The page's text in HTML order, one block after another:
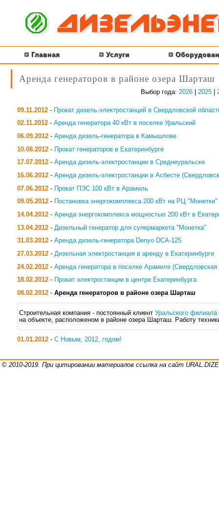
Главная Услуги
Аренда генераторов в районе озера Шарташ
Выбор года: 2026 2025
09.11.2012 - Прокат дизель-электростанций в Свердловской
02.11.2012 - Аренда генератора 40 кВт в поселке Уральский
06.09.2012 - Аренда дизель-генератора в Камышлове
10.08.2012 - Прокат генераторов в Екатеринбурге
17.07.2012 - Аренда дизель-электростанции в Среднеуральске
16.06.2012 - Аренда дизель-электростанции в Асбесте
07.06.2012 - Прокат ПЭС 100 кВт в Арамиль
09.05.2012 -
Постановка энергокомплекса 200 кВт на РЦ "Монетки"
14.04.2012 - Аренда энергокомплекса мощностью 200 кВт в
13.04.2012 - Дизельный генератор для супермаркета "Монетка"
31.03.2012 - Аренда дизель-генератора Denyo DCA-125
27.03.2012 - Дизельная электростанция в аренду в Екатеринбурге
24.02.2012 - Аренда генератора в поселке Арамиле (Свердловская
18.02.2012 -
Прокат электростанции в центре Екатеринбурга
08.02.2012 - Аренда генераторов в районе озера Шарташ
Строительная компания - постоянный клиент Уральского филиала
на объекте, расположеном в районе озера Шарташ. Работу
01.01.2012 - С Новым, 2012, годом!
© 2010-2019. При цитировании материалов ссылка на сайт